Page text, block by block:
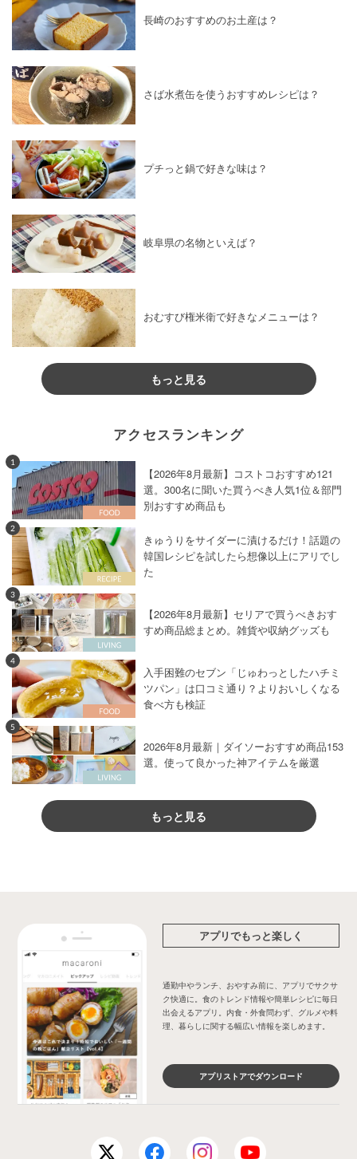
お菓子・スイーツ×ミント お菓子・スイーツ×
お菓子・スイーツ×きび砂糖
お菓子・スイーツ×抹茶パウダー
お菓子・スイーツ×高野豆腐
お菓子・スイーツ×サワークリーム
お菓子・スイーツ×ご飯
お菓子・スイーツ×アメリカ料理
お菓子・スイーツ×バニラアイス
お菓子・スイーツ×ミックスナッツ
お菓子・スイーツ×ホットプレートレシピ
お菓子・スイーツ×ほうれん草
お菓子・スイーツ×白玉粉
お菓子・スイーツ×ミルフィーユ
お菓子・スイーツ×粉砂糖
お菓子・スイーツ×健康レシピ
お菓子・スイーツ
炭酸水
×ビスケット
お菓子・スイーツ
×
アーモンドスライス
お菓子・スイーツ×みりん お菓子・スイーツ ×アボカド
お菓子・スイーツ×無塩バター
お菓子・スイーツ×タルト お菓子・スイーツ×米油
お菓子・スイーツ×レモンピール
お菓子・スイーツ×クッキー・ビスケット
お菓子・スイーツ×お酒 お菓子・スイーツ×タイ料理
お菓子・スイーツ×純ココア
お菓子・スイーツ×電子レンジレシピ
お菓子・スイーツ×いちごパウダー
お菓子・スイーツ×かぼちゃの種
お菓子・スイーツ×果物
お菓子・スイーツ×オリーブオイル
お菓子・スイーツ×
お菓子・スイーツ×プリン
お菓子・スイーツ
季節の料理 お菓子・スイーツ
粉糖
お菓子・スイーツ
お菓子・スイーツ
お菓子・スイーツ×練りごま お菓子・スイーツ ×きのこ
お菓子・スイーツ×アーモンドパウダー
お菓子・スイーツ×冷凍パイシート
お菓子・スイーツ×ブラウニー
お菓子・スイーツ×マヨネーズ
お菓子・スイーツ×ローズマリー
お菓子・スイーツ× インスタントコーヒー
長崎のおすすめのお土産は？
さば水煮缶を使うおすすめレシピは？
プチっと鍋で好きな味は？
岐阜県の名物といえば？
おむすび権米衛で好きなメニューは？
もっと見る
アクセスランキング
1
【2026年8月最新】コストコおすすめ121
選。300名に聞いた買うべき人気1位＆部門
別おすすめ商品も
2
きゅうりをサイダーに漬けるだけ！話題の
韓国レシピを試したら想像以上にアリでし
た
3
【2026年8月最新】セリアで買うべきおす
すめ商品総まとめ。雑貨や収納グッズも
4
入手困難のセブン「じゅわっとしたハチミ
ツパン」は口コミ通り？よりおいしくなる
食べ方も検証
5
2026年8月最新｜ダイソーおすすめ商品153
選。使って良かった神アイテムを厳選
もっと見る
アプリでもっと楽しく
通勤中やランチ、おやすみ前に、アプリでサクサ
ク快適に。食のトレンド情報や簡単レシピに毎日
出会えるアプリ。内食・外食問わず、グルメや料
理、暮らしに関する幅広い情報を楽しめます。
アプリストアでダウンロード